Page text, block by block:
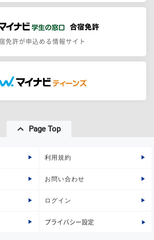
免許が申込める情報サイト
Page Top
利用規約
お問い合わせ
ログイン
プライバシー設定